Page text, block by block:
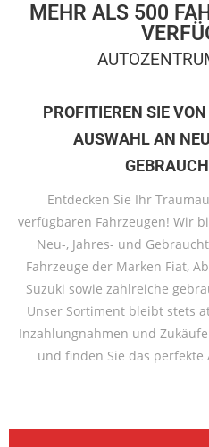
MEHR ALS 500
PROFITIEREN SIE VON
USWAHL AN NEU-
Entdecken Sie Ihr
verfügbaren Fahrzeugen! Wir
Neu-, Jahres- und
Fahrzeuge der Marken Fiat,
Suzuki sowie zahlreiche
Unser Sortiment bleibt stets
Inzahlungnahmen und
und finden Sie das